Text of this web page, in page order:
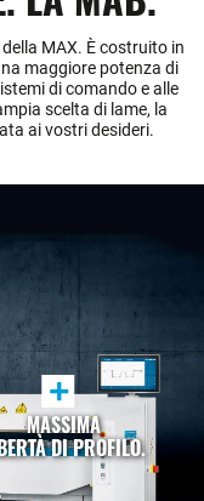
MAX. È costruito in
maggiore potenza di
di comando e alle
scelta di lame, la
ai vostri desideri.
+
MASSIMA
DI PROFILO.